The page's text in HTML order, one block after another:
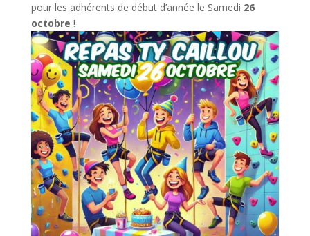
pour les adhérents de début d’année le Samedi 26
octobre !